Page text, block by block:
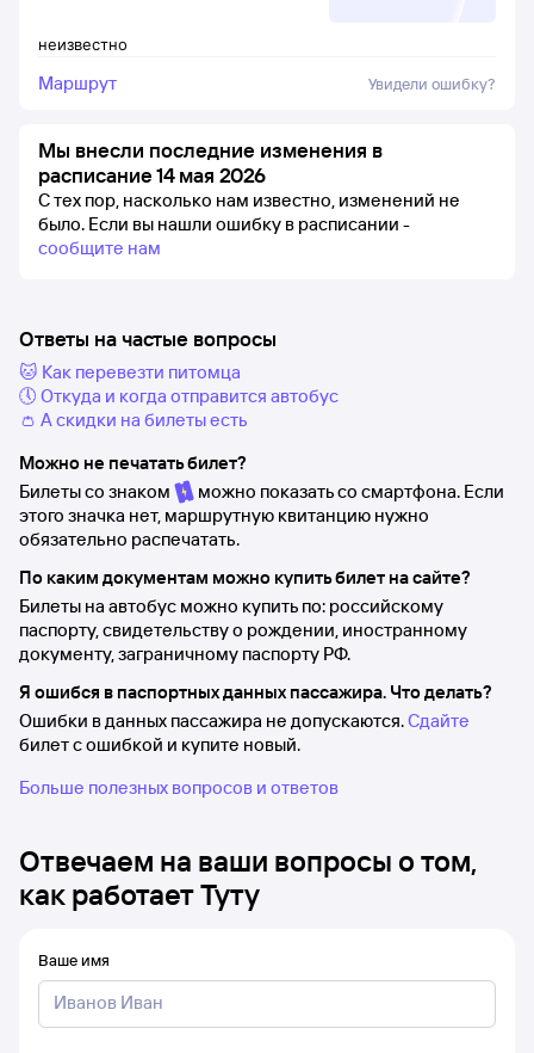
неизвестно
Маршрут Увидели ошибку?
Мы внесли последние изменения в
расписание 14 мая 2026
С тех пор, насколько нам известно, изменений не
было. Если вы нашли ошибку в расписании -
сообщите нам
Ответы на частые вопросы
🐱 Как перевезти питомца
🕔 Откуда и когда отправится автобус
👛 А скидки на билеты есть
Можно не печатать билет?
Билеты со знаком
можно показать со смартфона. Если
этого значка нет, маршрутную квитанцию нужно
обязательно распечатать.
По каким документам можно купить билет на сайте?
Билеты на автобус можно купить по: российскому
паспорту, свидетельству о рождении, иностранному
документу, заграничному паспорту РФ.
Я ошибся в паспортных данных пассажира. Что делать?
Ошибки в данных пассажира не допускаются.Сдайте
билет с ошибкой и купите новый.
Больше полезных вопросов и ответов
Отвечаем на ваши вопросы о том,
как работает Туту
Ваше имя